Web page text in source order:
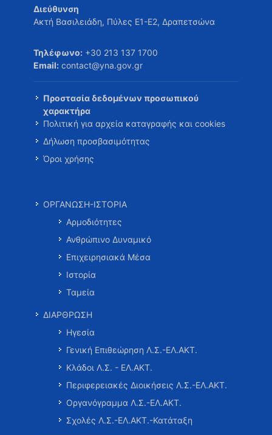
Διεύθυνση
Ακτή Βασιλειάδη, Πύλες Ε1-Ε2, Δραπετσώνα
Τηλέφωνο: +30 213 137 1700
Email: contact@yna.gov.gr
Προστασία δεδομένων προσωπικού
χαρακτήρα
Πολιτική για αρχεία καταγραφής και cookies
Δήλωση προσβασιμότητας
Όροι χρήσης
ΟΡΓΑΝΩΣΗ-ΙΣΤΟΡΙΑ
Αρμοδιότητες
Ανθρώπινο Δυναμικό
Επιχειρησιακά Μέσα
Ιστορία
Ταμεία
ΔΙΑΡΘΡΩΣΗ
Ηγεσία
Γενική Επιθεώρηση Λ.Σ.-ΕΛ.ΑΚΤ.
Κλάδοι Λ.Σ. - ΕΛ.ΑΚΤ.
Περιφερειακές Διοικήσεις Λ.Σ.-ΕΛ.ΑΚΤ.
Οργανόγραμμα Λ.Σ.-ΕΛ.ΑΚΤ.
Σχολές Λ.Σ.-ΕΛ.ΑΚΤ.-Κατάταξη